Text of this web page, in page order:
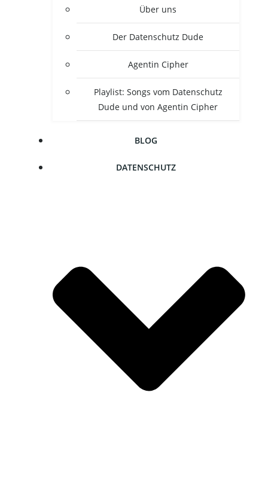
Über uns
Der Daten­schutz Dude
Agen­tin Cipher
Play­list: Songs vom Daten­schutz
Dude und von Agen­tin Cipher
BLOG
DATEN­SCHUTZ